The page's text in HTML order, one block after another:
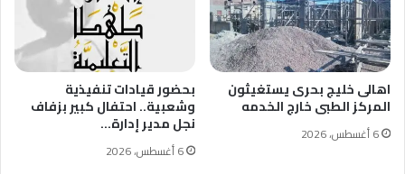
اهالى خليج بحرى يستغيثون
المركز الطبى خارج الخدمه
6 أغسطس، 2026
بحضور قيادات تنفيذية
وشعبية.. احتفال كبير بزفاف
نجل مدير إدارة…
6 أغسطس، 2026